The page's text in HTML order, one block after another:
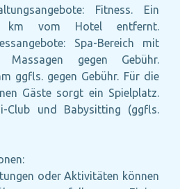
Fitness. Ein
vom Hotel entfernt.
Spa-Bereich mit
Massagen gegen Gebühr.
ggfls. gegen Gebühr. Für die
Gäste sorgt ein Spielplatz.
Club und Babysitting (ggfls.
oder Aktivitäten können